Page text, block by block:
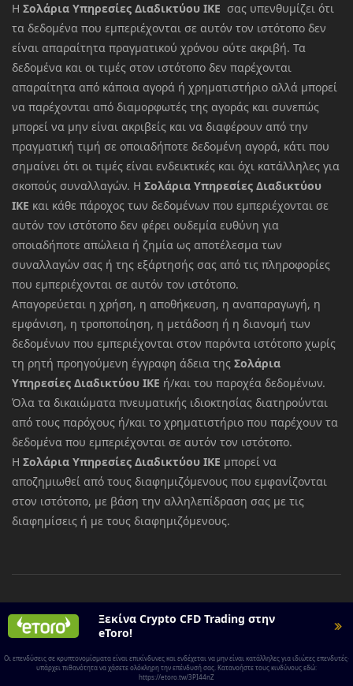
Η Σολάρια Υπηρεσίες Διαδικτύου ΙΚΕ σας υπενθυμίζει ότι
τα δεδομένα που εμπεριέχονται σε αυτόν τον ιστότοπο δεν
είναι απαραίτητα πραγματικού χρόνου ούτε ακριβή. Τα
δεδομένα και οι τιμές στον ιστότοπο δεν παρέχονται
απαραίτητα από κάποια αγορά ή χρηματιστήριο αλλά μπορεί
να παρέχονται από διαμορφωτές της αγοράς και συνεπώς
μπορεί να μην είναι ακριβείς και να διαφέρουν από την
πραγματική τιμή σε οποιαδήποτε δεδομένη αγορά, κάτι που
σημαίνει ότι οι τιμές είναι ενδεικτικές και όχι κατάλληλες για
σκοπούς συναλλαγών. Η Σολάρια Υπηρεσίες Διαδικτύου
ΙΚΕ και κάθε πάροχος των δεδομένων που εμπεριέχονται σε
αυτόν τον ιστότοπο δεν φέρει ουδεμία ευθύνη για
οποιαδήποτε απώλεια ή ζημία ως αποτέλεσμα των
συναλλαγών σας ή της εξάρτησής σας από τις πληροφορίες
που εμπεριέχονται σε αυτόν τον ιστότοπο.
Απαγορεύεται η χρήση, η αποθήκευση, η αναπαραγωγή, η
εμφάνιση, η τροποποίηση, η μετάδοση ή η διανομή των
δεδομένων που εμπεριέχονται στον παρόντα ιστότοπο χωρίς
τη ρητή προηγούμενη έγγραφη άδεια της Σολάρια
Υπηρεσίες Διαδικτύου ΙΚΕ ή/και του παροχέα δεδομένων.
Όλα τα δικαιώματα πνευματικής ιδιοκτησίας διατηρούνται
από τους παρόχους ή/και το χρηματιστήριο που παρέχουν τα
δεδομένα που εμπεριέχονται σε αυτόν τον ιστότοπο.
Η Σολάρια Υπηρεσίες Διαδικτύου ΙΚΕ μπορεί να
αποζημιωθεί από τους διαφημιζόμενους που εμφανίζονται
στον ιστότοπο, με βάση την αλληλεπίδραση σας με τις
διαφημίσεις ή με τους διαφημιζόμενους.
Ξεκίνα Crypto CFD Trading στην
eToro!
Οι επενδύσεις σε κρυπτονομίσματα είναι επικίνδυνες και ενδέχεται να μην είναι κατάλληλες για ιδιώτες επενδυτές·
υπάρχει πιθανότητα να χάσετε ολόκληρη την επένδυσή σας. Κατανοήστε τους κινδύνους εδώ:
https://etoro.tw/3PI44nZ